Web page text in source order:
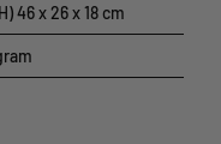
46 x 26 x 18 cm